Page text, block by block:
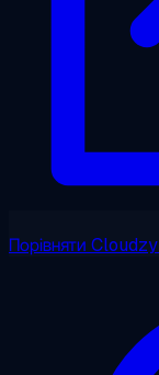
Порівняти Cloudzy